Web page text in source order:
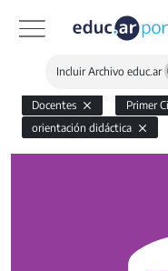
Incluir Archivo educ.ar
Docentes Primer
orientación didáctica